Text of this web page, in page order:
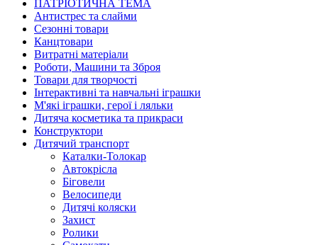
ПАТРІОТИЧНА ТЕМА
Антистрес та слайми
Сезонні товари
Канцтовари
Витратні матеріали
Роботи, Машини та Зброя
Товари для творчості
Інтерактивні та навчальні іграшки
М'які іграшки, герої і ляльки
Дитяча косметика та прикраси
Конструктори
Дитячий транспорт
Каталки-Толокар
Автокрісла
Біговели
Велосипеди
Дитячі коляски
Захист
Ролики